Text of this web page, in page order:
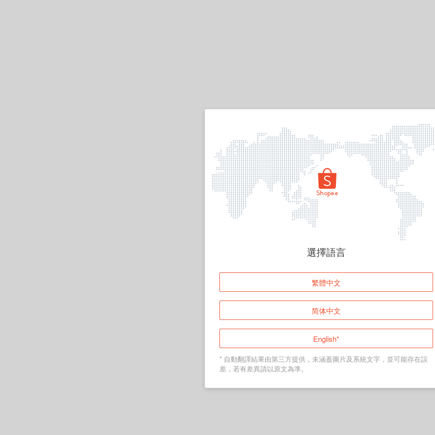
頁面無法顯示
登入
返回首頁
選擇語言
繁體中文
简体中文
English*
* 自動翻譯結果由第三方提供，未涵蓋圖片及系統文字，並可能存在誤
差，若有差異請以原文為準。